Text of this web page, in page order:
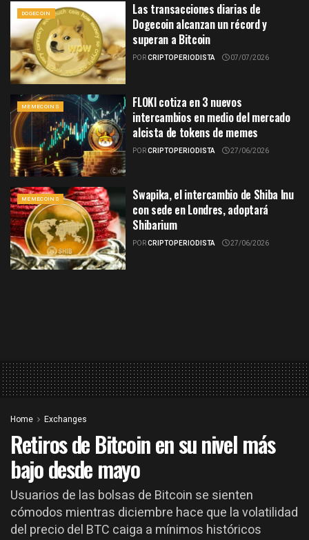
DOGECOIN
Las transacciones diarias de
Dogecoin alcanzan un récord y
superan a Bitcoin
PORCRIPTOPERIODISTA 07/07/2026
MEMECOINS
FLOKI cotiza en 3 nuevos
intercambios en medio del mercado
alcista de tokens de memes
PORCRIPTOPERIODISTA 27/06/2026
MEMECOINS
Swapika, el intercambio de Shiba Inu
con sede en Londres, adoptará
Shibarium
PORCRIPTOPERIODISTA 27/06/2026
Home Exchanges
Retiros de Bitcoin en su nivel más
bajo desde mayo
Usuarios de las bolsas de Bitcoin se sienten
cómodos mientras diciembre hace que la volatilidad
del precio del BTC caiga a mínimos históricos